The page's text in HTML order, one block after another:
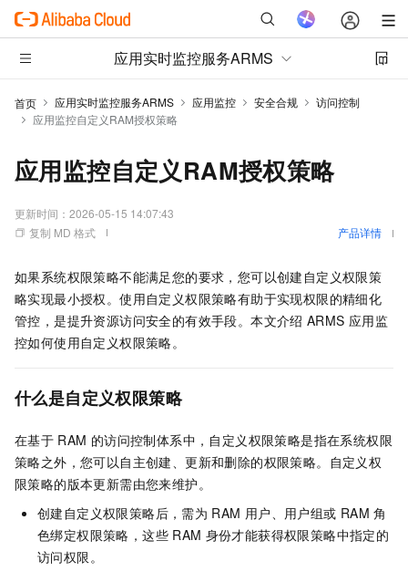
应用实时监控服务ARMS
首页 应用实时监控服务ARMS 应用监控 安全合规
访问控制
应用监控自定义RAM授权策略
应用监控自定义RAM授权策略
更新时间： 2026-05-15 14:07:43
复制 MD 格式
产品详情
如果系统权限策略不能满足您的要求，您可以创建自定义权限策
略实现最小授权。使用自定义权限策略有助于实现权限的精细化
管控，是提升资源访问安全的有效手段。本文介绍 ARMS 应用监
控如何使用自定义权限策略。
什么是自定义权限策略
在基于 RAM 的访问控制体系中，自定义权限策略是指在系统权限
策略之外，您可以自主创建、更新和删除的权限策略。自定义权
限策略的版本更新需由您来维护。
创建自定义权限策略后，需为 RAM 用户、用户组或 RAM 角
色绑定权限策略，这些 RAM 身份才能获得权限策略中指定的
访问权限。